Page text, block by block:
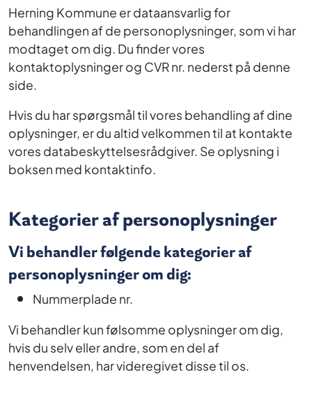
Herning Kommune er dataansvarlig for
behandlingen af de personoplysninger, som vi har
modtaget om dig. Du finder vores
kontaktoplysninger og CVR nr. nederst på denne
side.
Hvis du har spørgsmål til vores behandling af dine
oplysninger, er du altid velkommen til at kontakte
vores databeskyttelsesrådgiver. Se oplysning i
boksen med kontaktinfo.
Kategorier af personoplysninger
Vi behandler følgende kategorier af
personoplysninger om dig:
Nummerplade nr.
Vi behandler kun følsomme oplysninger om dig,
hvis du selv eller andre, som en del af
henvendelsen, har videregivet disse til os.